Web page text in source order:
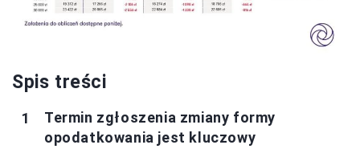
Spis treści
Termin zgłoszenia zmiany formy
opodatkowania jest kluczowy